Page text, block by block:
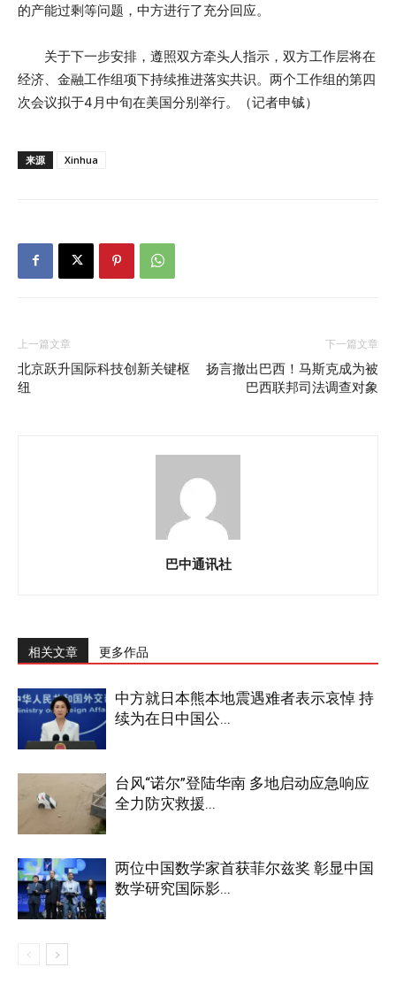
的产能过剩等问题，中方进行了充分回应。
关于下一步安排，遵照双方牵头人指示，双方工作层将在
经济、金融工作组项下持续推进落实共识。两个工作组的第四
次会议拟于4月中旬在美国分别举行。（记者申铖）
来源 Xinhua
上一篇文章
北京跃升国际科技创新关键枢
纽
下一篇文章
扬言撤出巴西！马斯克成为被
巴西联邦司法调查对象
巴中通讯社
相关文章 更多作品
中方就日本熊本地震遇难者表示哀悼 持
续为在日中国公...
台风“诺尔”登陆华南 多地启动应急响应
全力防灾救援...
两位中国数学家首获菲尔兹奖 彰显中国
数学研究国际影...